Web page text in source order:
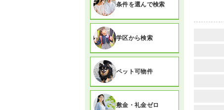
条件を選んで検索
学区から検索
ペット可物件
敷金・礼金ゼロ